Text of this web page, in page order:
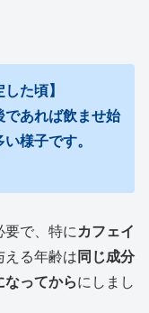
た頃】
あれば飲ませ始
様子です。
要で、特にカフェイ
える年齢は同じ成分
ってからにしまし